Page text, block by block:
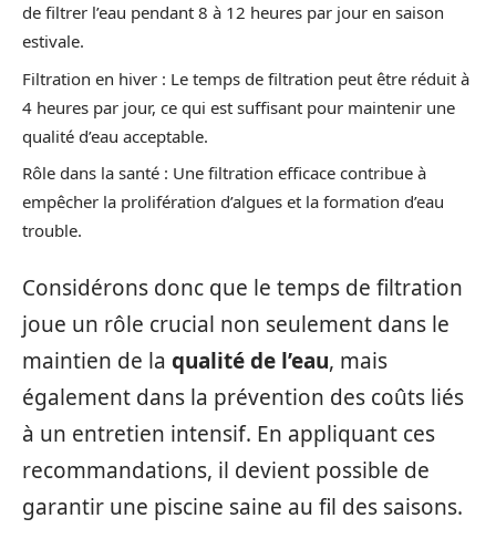
de filtrer l’eau pendant 8 à 12 heures par jour en saison
estivale.
Filtration en hiver : Le temps de filtration peut être réduit à
4 heures par jour, ce qui est suffisant pour maintenir une
qualité d’eau acceptable.
Rôle dans la santé : Une filtration efficace contribue à
empêcher la prolifération d’algues et la formation d’eau
trouble.
Considérons donc que le temps de filtration
joue un rôle crucial non seulement dans le
maintien de la qualité de l’eau, mais
également dans la prévention des coûts liés
à un entretien intensif. En appliquant ces
recommandations, il devient possible de
garantir une piscine saine au fil des saisons.